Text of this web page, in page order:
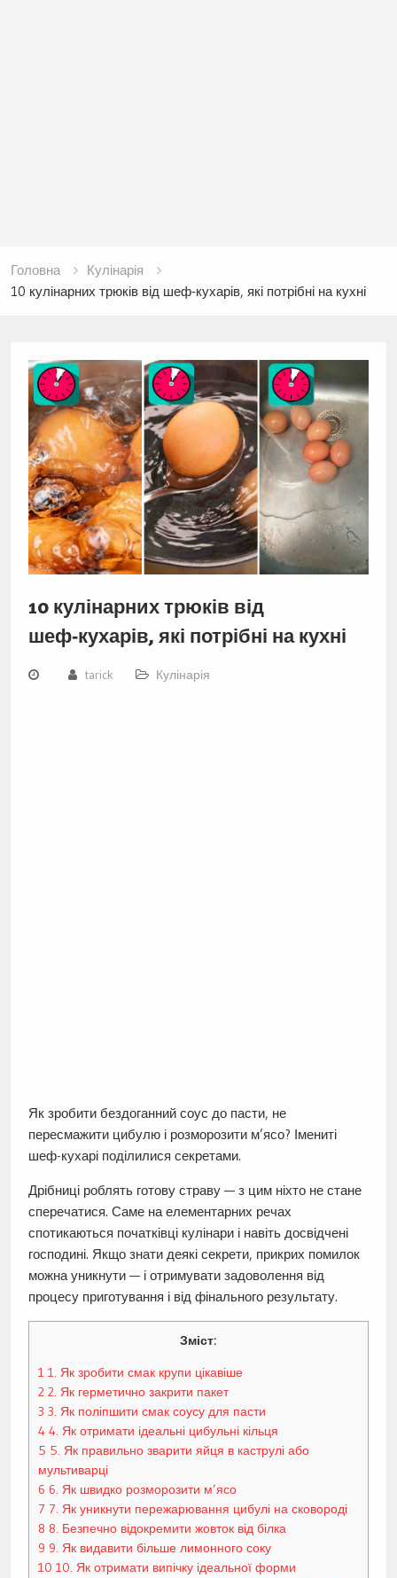
Головна
Кулінарія
10 кулінарних трюків від шеф‑кухарів, які потрібні на кухні
10 кулінарних трюків від
шеф‑кухарів, які потрібні на кухні
tarick Кулінарія
Як зробити бездоганний соус до пасти, не
пересмажити цибулю і розморозити м’ясо? Імениті
шеф-кухарі поділилися секретами.
Дрібниці роблять готову страву — з цим ніхто не стане
сперечатися. Саме на елементарних речах
спотикаються початківці кулінари і навіть досвідчені
господині. Якщо знати деякі секрети, прикрих помилок
можна уникнути — і отримувати задоволення від
процесу приготування і від фінального результату.
Зміст:
1 1. Як зробити смак крупи цікавіше
22. Як герметично закрити пакет
3 3. Як поліпшити смак соусу для пасти
4 4. Як отримати ідеальні цибульні кільця
5 5. Як правильно зварити яйця в каструлі або
мультиварці
6 6. Як швидко розморозити м’ясо
7 7. Як уникнути пережарювання цибулі на сковороді
8 8. Безпечно відокремити жовток від білка
9 9. Як видавити більше лимонного соку
10 10. Як отримати випічку ідеальної форми